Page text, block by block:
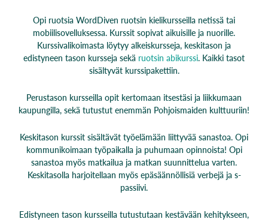
Opi ruotsia WordDiven ruotsin kielikursseilla netissä tai
mobiilisovelluksessa. Kurssit sopivat aikuisille ja nuorille.
Kurssivalikoimasta löytyy alkeiskursseja, keskitason ja
edistyneen tason kursseja sekä ruotsin abikurssi. Kaikki tasot
sisältyvät kurssipakettiin.
Perustason kursseilla opit kertomaan itsestäsi ja liikkumaan
kaupungilla, sekä tutustut enemmän Pohjoismaiden kulttuuriin!
Keskitason kurssit sisältävät työelämään liittyvää sanastoa. Opi
kommunikoimaan työpaikalla ja puhumaan opinnoista! Opi
sanastoa myös matkailua ja matkan suunnittelua varten.
Keskitasolla harjoitellaan myös epäsäännöllisiä verbejä ja s-
passiivi.
Edistyneen tason kursseilla tutustutaan kestävään kehitykseen,